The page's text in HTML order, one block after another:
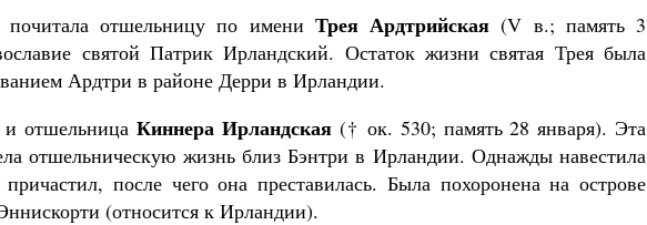
отшельницу по имени Трея Ардтрийская (V в.; память 3
святой Патрик Ирландский. Остаток жизни святая Трея была
Ардтри в районе Дерри в Ирландии.
и отшельница Киннера Ирландская(† ок. 530; память 28 января). Эта
отшельническую жизнь близ Бэнтри в Ирландии. Однажды навестила
после чего она преставилась. Была похоронена на острове
(относится к Ирландии).